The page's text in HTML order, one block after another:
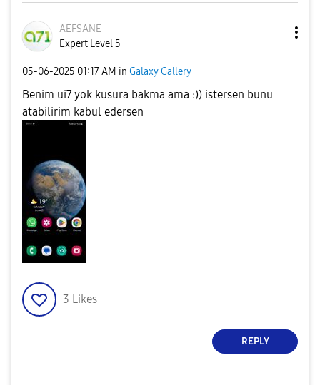
AEFSANE
Expert Level 5
‎05-06-2025 01:17 AM in Galaxy Gallery
Benim ui7 yok kusura bakma ama :)) istersen bunu
atabilirim kabul edersen
3 Likes
REPLY